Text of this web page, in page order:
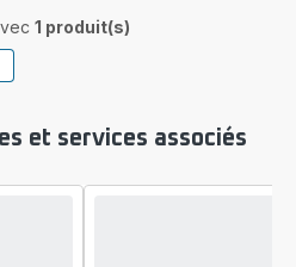
1 produit(s)
et services associés